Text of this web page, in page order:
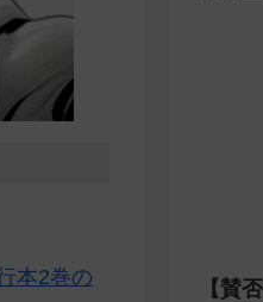
本2巻の
【賛